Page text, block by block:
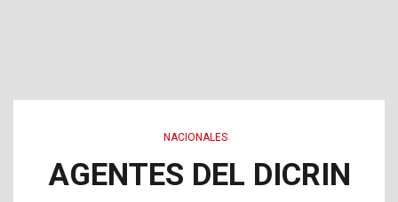
NACIONALES
AGENTES DEL DICRIN